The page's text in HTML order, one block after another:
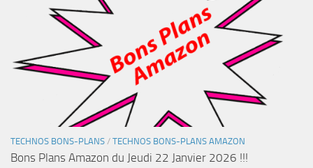
TECHNOS BONS-PLANS / TECHNOS BONS-PLANS AMAZON
Bons Plans Amazon du Jeudi 22 Janvier 2026 !!!